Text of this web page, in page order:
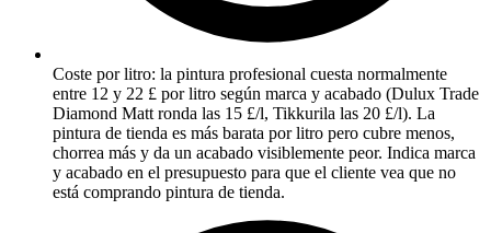
Coste por litro: la pintura profesional cuesta normalmente
entre 12 y 22 £ por litro según marca y acabado (Dulux Trade
Diamond Matt ronda las 15 £/l, Tikkurila las 20 £/l). La
pintura de tienda es más barata por litro pero cubre menos,
chorrea más y da un acabado visiblemente peor. Indica marca
y acabado en el presupuesto para que el cliente vea que no
está comprando pintura de tienda.